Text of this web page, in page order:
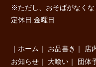
※ただし、おそばがなく
定休日.金曜日
｜ ホーム ｜ お品書き ｜ 店
お知らせ ｜ 大喰い ｜ 団体